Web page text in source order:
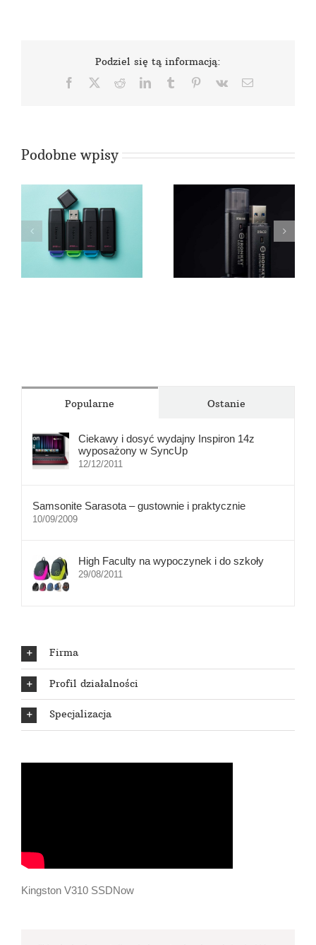
64GB
pamięci
Podziel się tą informacją:
Facebook RedditLinkedInTumblr Pinterest
Vk Email
Podobne wpisy
Kingston IronKey
Locker+ 50 G2
Kingston IronKey
Vault Privacy 80 w
wersji 7,68 TB
Popularne Ostanie
Ciekawy i dosyć wydajny Inspiron 14z
wyposażony w SyncUp
12/12/2011
Samsonite Sarasota – gustownie i praktycznie
10/09/2009
High Faculty na wypoczynek i do szkoły
29/08/2011
Firma
Profil działalności
Specjalizacja
Kingston V310 SSDNow